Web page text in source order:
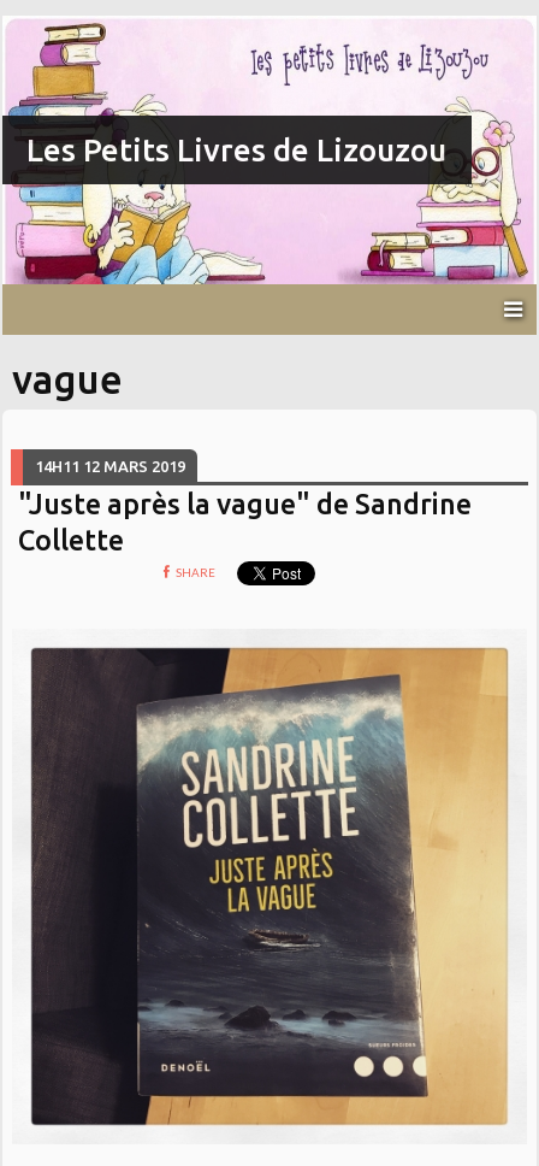
Les Petits Livres de Lizouzou
vague
14H11 12 MARS 2019
"Juste après la vague" de Sandrine
Collette
SHARE